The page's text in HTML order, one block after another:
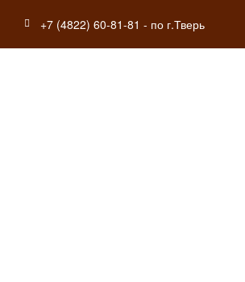
+7 (4822) 60-81-81 - по г.Тверь